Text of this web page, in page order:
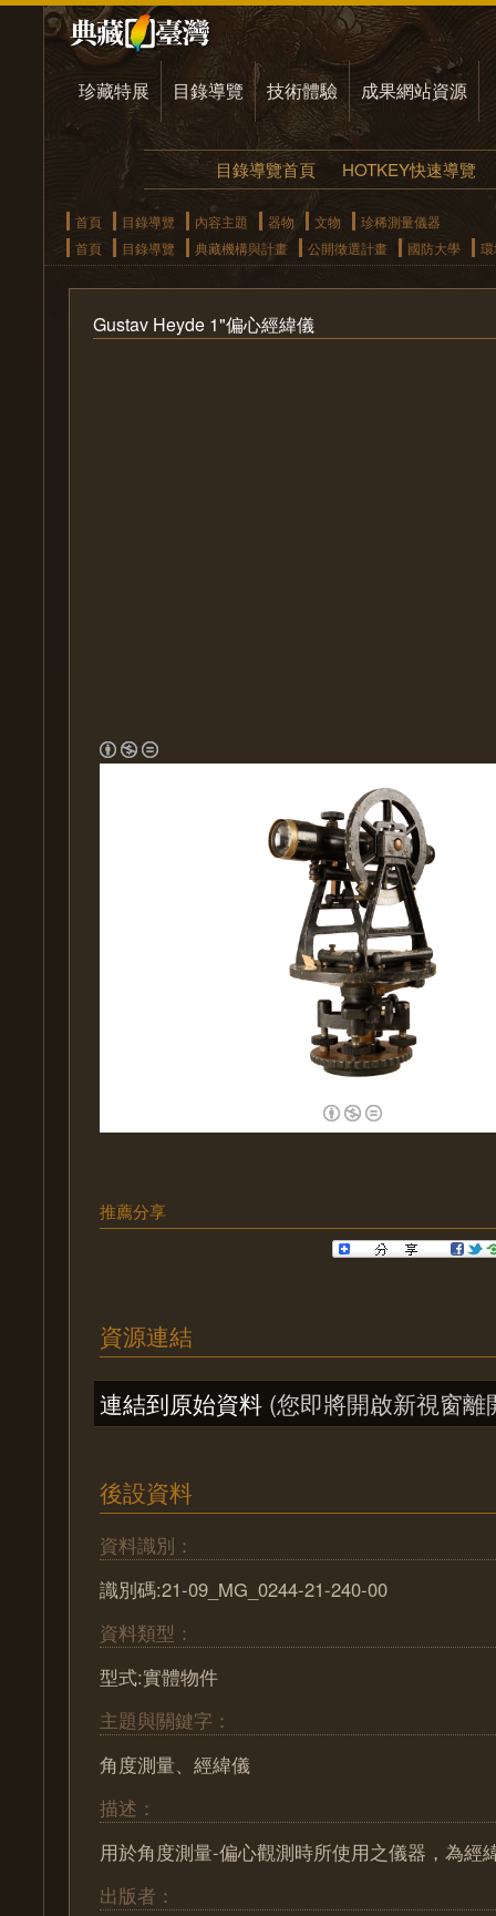
珍藏特展 目錄導覽 技術體驗 成果網站資源
目錄導覽首頁 HOTKEY快速導覽
首頁 目錄導覽 內容主題 器物 文物
珍稀測量儀器
首頁
目錄導覽 典藏機構與計畫 公開徵選計畫 國防大學
Gustav Heyde 1"偏心經緯儀
推薦分享
資源連結
連結到原始資料 (您即將開啟新視窗離
後設資料
資料識別：
識別碼:21-09_MG_0244-21-240-00
資料類型：
型式:實體物件
主題與關鍵字：
角度測量、經緯儀
描述：
用於角度測量-偏心觀測時所使用之儀器，為經
出版者：